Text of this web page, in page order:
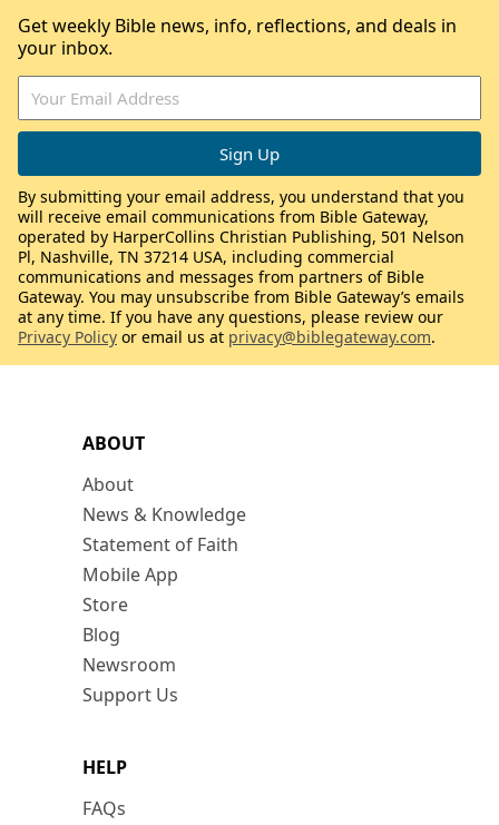
ABOUT
About
News & Knowledge
Statement of Faith
Mobile App
Store
Blog
Newsroom
Support Us
HELP
FAQs
Get weekly Bible news, info, reflections, and deals in
your inbox.
By submitting your email address, you understand that you
will receive email communications from Bible Gateway,
operated by HarperCollins Christian Publishing, 501 Nelson
Pl, Nashville, TN 37214 USA, including commercial
communications and messages from partners of Bible
Gateway. You may unsubscribe from Bible Gateway’s emails
at any time. If you have any questions, please review our
Privacy Policy or email us at privacy@biblegateway.com.